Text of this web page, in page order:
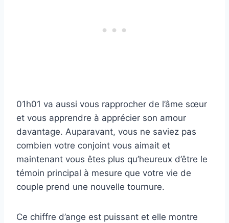
01h01 va aussi vous rapprocher de l’âme sœur
et vous apprendre à apprécier son amour
davantage. Auparavant, vous ne saviez pas
combien votre conjoint vous aimait et
maintenant vous êtes plus qu’heureux d’être le
témoin principal à mesure que votre vie de
couple prend une nouvelle tournure.
Ce chiffre d’ange est puissant et elle montre